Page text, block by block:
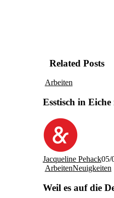
Related Posts
Arbeiten
Esstisch in Eiche
Jacqueline Pehack05/
ArbeitenNeuigkeiten
Weil es auf die